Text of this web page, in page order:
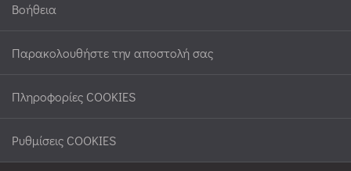
Βοήθεια
Παρακολουθήστε την αποστολή σας
Πληροφορίες COOKIES
Ρυθμίσεις COOKIES